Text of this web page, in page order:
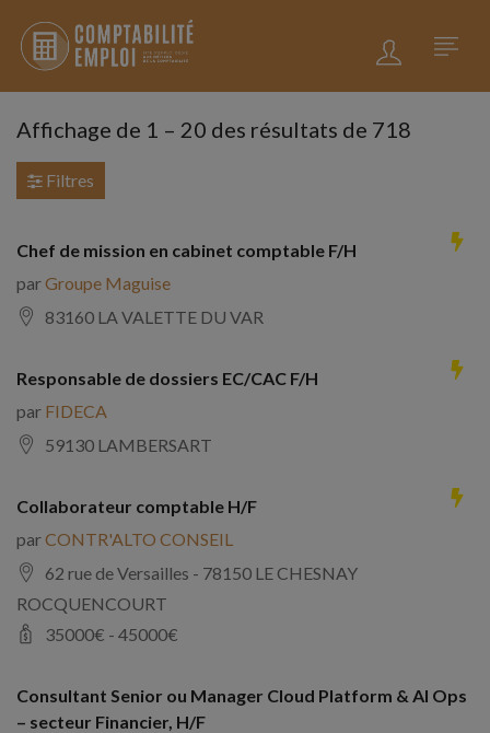
Affichage de 1 – 20 des résultats de 718
Filtres
Chef de mission en cabinet comptable F/H
parGroupe Maguise
83160 LA VALETTE DU VAR
Responsable de dossiers EC/CAC F/H
par FIDECA
59130 LAMBERSART
Collaborateur comptable H/F
parCONTR'ALTO CONSEIL
62 rue de Versailles - 78150 LE CHESNAY
ROCQUENCOURT
35000€ - 45000€
Consultant Senior ou Manager Cloud Platform & AI Ops
– secteur Financier, H/F